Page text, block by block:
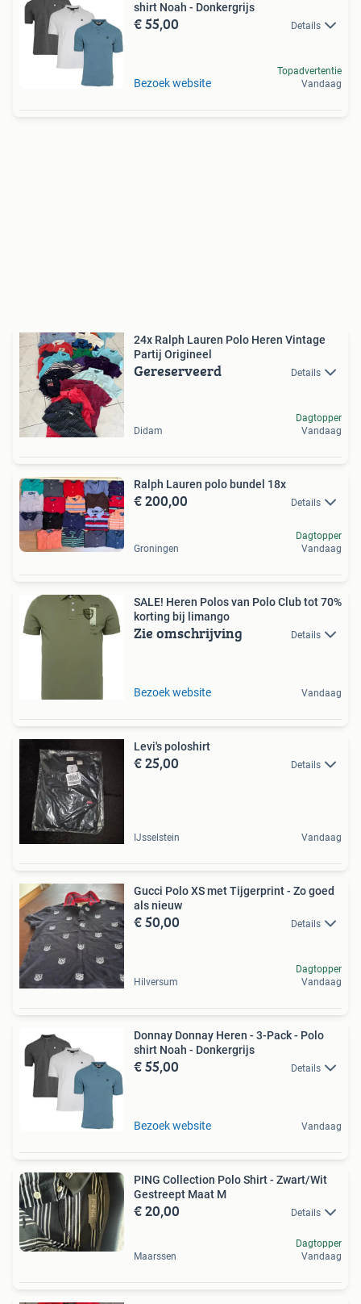
shirt Noah - Donkergrijs
€ 55,00 Details
Bezoek website
Topadvertentie
Vandaag
24x Ralph Lauren Polo Heren Vintage
Partij Origineel
Gereserveerd Details
Didam
Dagtopper
Vandaag
Ralph Lauren polo bundel 18x
€ 200,00 Details
Groningen
Dagtopper
Vandaag
SALE! Heren Polos van Polo Club tot 70%
korting bij limango
Zie omschrijving Details
Bezoek website Vandaag
Levi's poloshirt
€ 25,00 Details
IJsselstein Vandaag
Gucci Polo XS met Tijgerprint - Zo goed
als nieuw
€ 50,00 Details
Hilversum
Dagtopper
Vandaag
Donnay Donnay Heren - 3-Pack - Polo
shirt Noah - Donkergrijs
€ 55,00 Details
Bezoek website Vandaag
PING Collection Polo Shirt - Zwart/Wit
Gestreept Maat M
€ 20,00 Details
Maarssen
Dagtopper
Vandaag